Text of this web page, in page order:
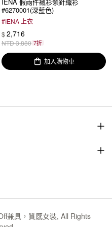
#6270001(深藍色)
#IENA 上衣
$ 2,716
NTD3,880 7折
加入購物車
兼具，質感女裝, All Rights